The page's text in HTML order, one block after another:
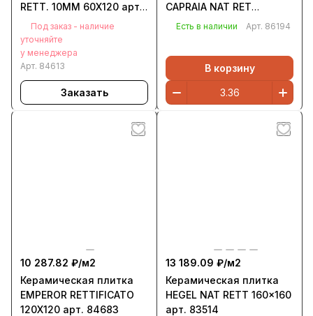
RETT. 10MM 60X120 арт.
84613
Под заказ - наличие
уточняйте
у менеджера
Арт. 84613
Заказать
CAPRAIA NAT RET
120x280 арт. 86194
Есть в наличии Арт. 86194
В корзину
10 287.82 ₽/м2
Керамическая плитка
EMPEROR RETTIFICATO
120X120 арт. 84683
13 189.09 ₽/м2
Керамическая плитка
HEGEL NAT RETT 160x160
арт. 83514